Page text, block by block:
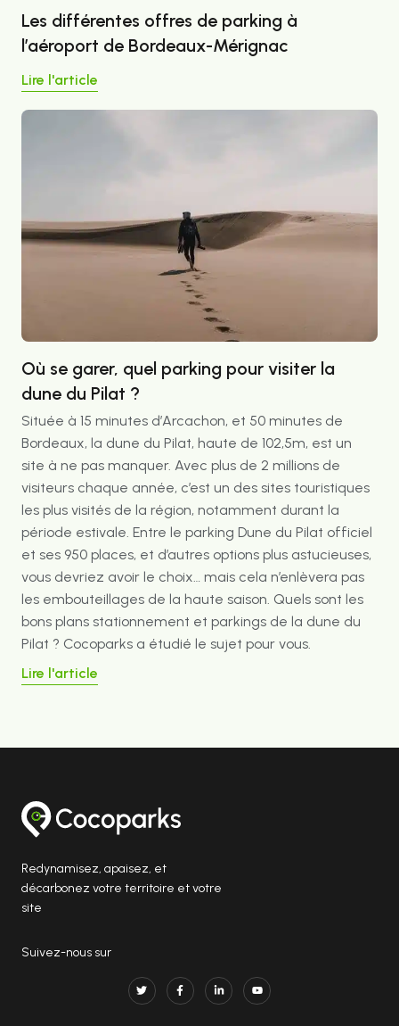
Les différentes offres de parking à
l’aéroport de Bordeaux-Mérignac
Lire l'article
Où se garer, quel parking pour visiter la
dune du Pilat ?
Située à 15 minutes d’Arcachon, et 50 minutes de
Bordeaux, la dune du Pilat, haute de 102,5m, est un
site à ne pas manquer. Avec plus de 2 millions de
visiteurs chaque année, c’est un des sites touristiques
les plus visités de la région, notamment durant la
période estivale. Entre le parking Dune du Pilat officiel
et ses 950 places, et d’autres options plus astucieuses,
vous devriez avoir le choix… mais cela n’enlèvera pas
les embouteillages de la haute saison. Quels sont les
bons plans stationnement et parkings de la dune du
Pilat ? Cocoparks a étudié le sujet pour vous.
Lire l'article
Redynamisez, apaisez, et
décarbonez votre territoire et votre
site
Suivez-nous sur